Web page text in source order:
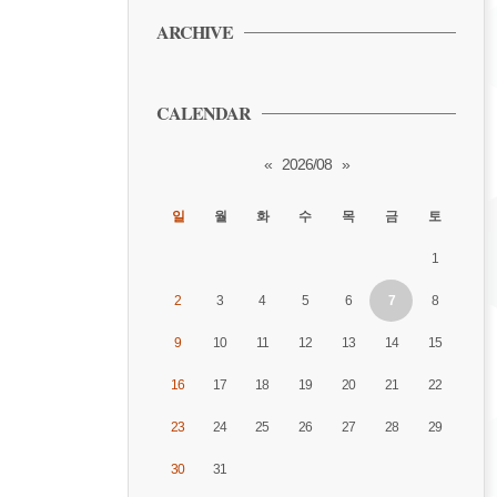
ARCHIVE
CALENDAR
« 2026/08 »
일 월 화 수 목 금 토
1
2 3 4 5 6 7 8
9 10 11 12 13 14 15
16 17 18 19 20 21 22
23 24 25 26 27 28 29
30 31